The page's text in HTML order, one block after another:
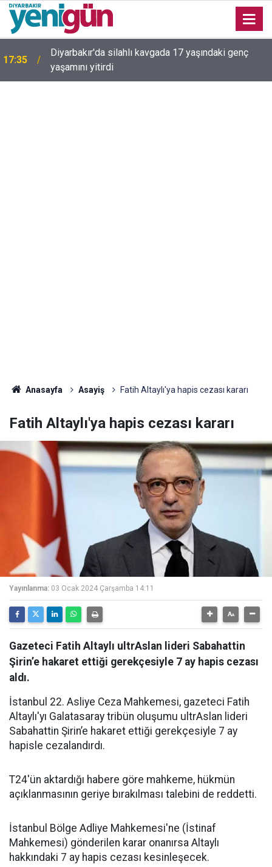
Diyarbakır'da silahlı kavgada 17 yaşındaki genç
yaşamını yitirdi
16:54 Bahceli'den Öcalan ve Demirtaş açıklaması
Anasayfa Asayiş Fatih Altaylı'ya hapis cezası kararı
Fatih Altaylı'ya hapis cezası kararı
Yayınlanma: 03 Ocak 2024 Çarşamba 14:11
Gazeteci Fatih Altaylı ultrAslan lideri Sabahattin
Şirin’e hakaret ettiği gerekçesiyle 7 ay hapis cezası
aldı.
İstanbul 22. Asliye Ceza Mahkemesi, gazeteci Fatih
Altaylı'yı Galatasaray tribün oluşumu ultrAslan lideri
Sabahattin Şirin’e hakaret ettiği gerekçesiyle 7 ay
hapisle cezalandırdı.
T24'ün aktardığı habere göre mahkeme, hükmün
açıklanmasının geriye bırakılması talebini de reddetti.
İstanbul Bölge Adliye Mahkemesi'ne (İstinaf
Mahkemesi) gönderilen karar onanırsa Altaylı
hakkındaki 7 ay hapis cezası kesinleşecek.